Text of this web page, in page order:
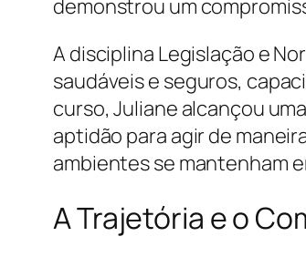
demonstrou um
A disciplina Legislação e
saudáveis e seguros,
curso, Juliane alcançou
aptidão para agir de
ambientes se mantenham
A Trajetória e o